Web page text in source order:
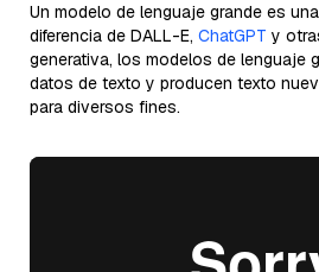
Un modelo de lenguaje grande es
diferencia de DALL-E, ChatGPT y
generativa, los modelos de lenguaje
datos de texto y producen texto
para diversos fines.